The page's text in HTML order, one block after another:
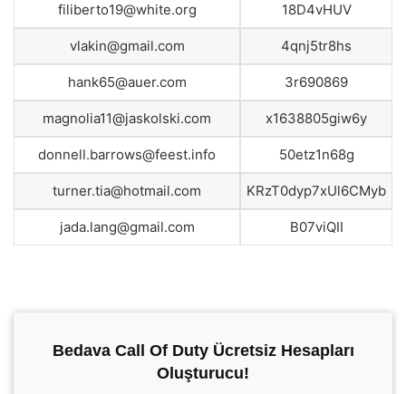
filiberto19@white.org 18D4vHUV
vlakin@gmail.com 4qnj5tr8hs
hank65@auer.com 3r690869
magnolia11@jaskolski.com x1638805giw6y
donnell.barrows@feest.info 50etz1n68g
turner.tia@hotmail.com KRzT0dyp7xUl6CMyb
jada.lang@gmail.com B07viQII
Bedava Call Of Duty Ücretsiz Hesapları
Oluşturucu!